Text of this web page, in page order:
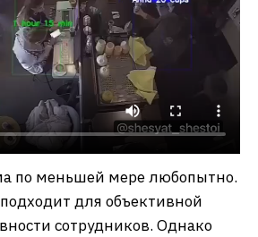
по меньшей мере любопытно.
для объективной
сотрудников. Однако